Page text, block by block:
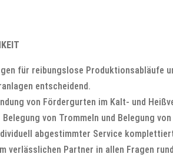
für reibungslose Produktionsabläufe
entscheidend.
von Fördergurten im Kalt- und
von Trommeln und Belegung von
abgestimmter Service
verlässlichen Partner in allen Fragen